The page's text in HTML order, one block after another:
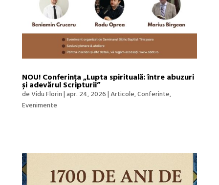
NOU! Conferința „Lupta spirituală: între abuzuri
și adevărul Scripturii”
deVidu Florin|apr. 24, 2026|Articole,Conferinte,
Evenimente